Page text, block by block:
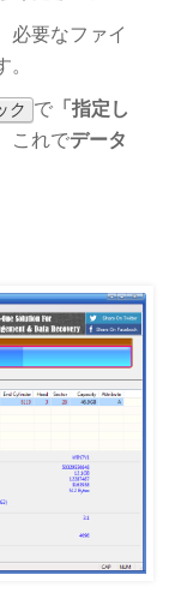
必要なファイ
ク で 「指定し
これでデータ